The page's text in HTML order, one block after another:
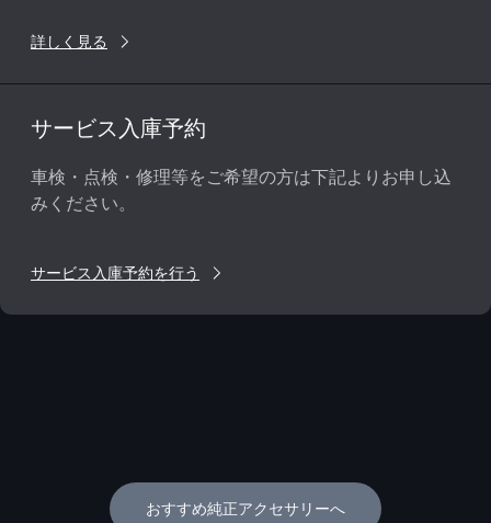
詳しく見る
サービス入庫予約
車検・点検・修理等をご希望の方は下記よりお申し込
みください。
サービス入庫予約を行う
おすすめ純正アクセサリーへ